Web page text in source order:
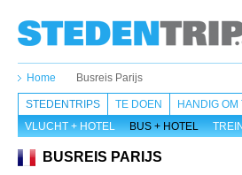
Home Busreis Parijs
STEDENTRIPS TE DOEN HANDIG OM
VLUCHT + HOTEL
BUS + HOTEL
BUSREIS PARIJS